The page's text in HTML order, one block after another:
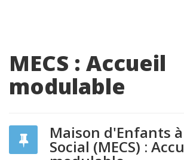
MECS : Accueil
modulable
Maison d'Enfants
Social (MECS) :